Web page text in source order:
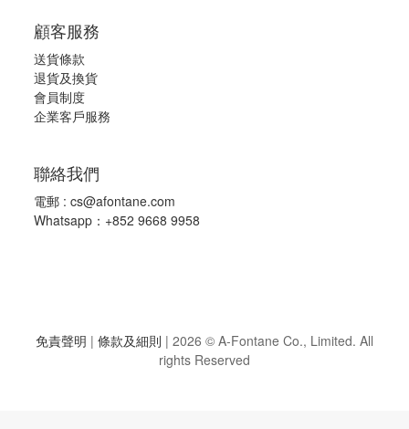
顧客服務
送貨條款
退貨及換貨
會員制度
企業客戶服務
聯絡我們
電郵 : cs@afontane.com
Whatsapp：+852 9668 9958
免責聲明 | 條款及細則 | 2026 © A-Fontane Co., Limited. All
rights Reserved